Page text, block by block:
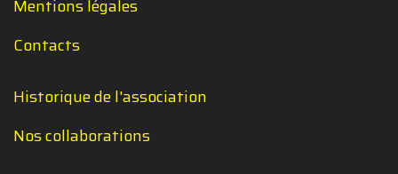
Mentions légales
Contacts
Historique de l'association
Nos collaborations